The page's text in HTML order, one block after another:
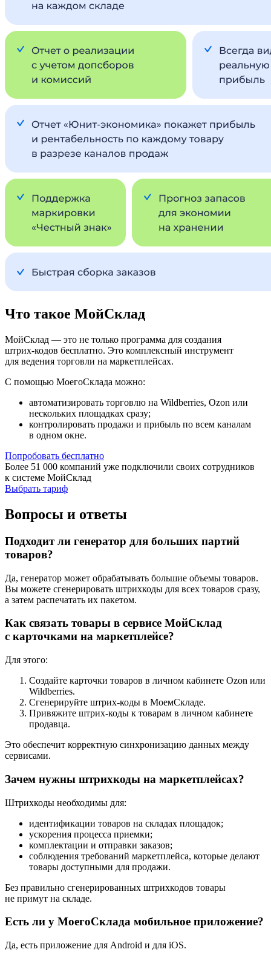
Что такое МойСклад
МойСклад — это не только программа для создания
штрих‑кодов бесплатно. Это комплексный инструмент
для ведения торговли на маркетплейсах.
С помощью МоегоСклада можно:
автоматизировать торговлю на Wildberries, Ozon или
нескольких площадках сразу;
контролировать продажи и прибыль по всем каналам
в одном окне.
Попробовать бесплатно
Более 51 000 компаний уже подключили своих сотрудников
к системе МойСклад
Выбрать тариф
Вопросы и ответы
Подходит ли генератор для больших партий
товаров?
Да, генератор может обрабатывать большие объемы товаров.
Вы можете сгенерировать штрихкоды для всех товаров сразу,
а затем распечатать их пакетом.
Как связать товары в сервисе МойСклад
с карточками на маркетплейсе?
Для этого:
Создайте карточки товаров в личном кабинете Ozon или
Wildberries.
Сгенерируйте штрих-коды в МоемСкладе.
Привяжите штрих-коды к товарам в личном кабинете
продавца.
Это обеспечит корректную синхронизацию данных между
сервисами.
Зачем нужны штрихкоды на маркетплейсах?
Штрихкоды необходимы для:
идентификации товаров на складах площадок;
ускорения процесса приемки;
комплектации и отправки заказов;
соблюдения требований маркетплейса, которые делают
товары доступными для продажи.
Без правильно сгенерированных штрихкодов товары
не примут на складе.
Есть ли у МоегоСклада мобильное приложение?
Да, есть приложение для Android и для iOS.